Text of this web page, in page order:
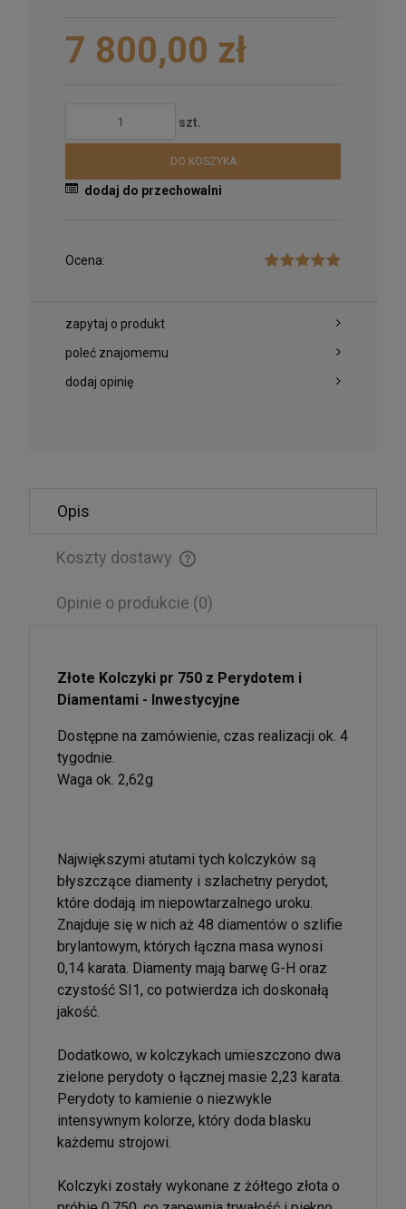
DO KOSZYKA
7 800,00 zł
szt.
DO KOSZYKA
dodaj do przechowalni
Ocena:
zapytaj o produkt
poleć znajomemu
dodaj opinię
Opis
Koszty dostawy
Cena nie zawiera ewentualnych kosztów płatności
Opinie o produkcie (0)
Złote Kolczyki pr 750 z Perydotem i
Diamentami - Inwestycyjne
Dostępne na zamówienie, czas realizacji ok. 4
tygodnie.
Waga ok. 2,62g
Największymi atutami tych kolczyków są
błyszczące diamenty i szlachetny perydot,
które dodają im niepowtarzalnego uroku.
Znajduje się w nich aż 48 diamentów o szlifie
brylantowym, których łączna masa wynosi
0,14 karata. Diamenty mają barwę G-H oraz
czystość SI1, co potwierdza ich doskonałą
jakość.
Dodatkowo, w kolczykach umieszczono dwa
zielone perydoty o łącznej masie 2,23 karata.
Perydoty to kamienie o niezwykle
intensywnym kolorze, który doda blasku
każdemu strojowi.
Kolczyki zostały wykonane z żółtego złota o